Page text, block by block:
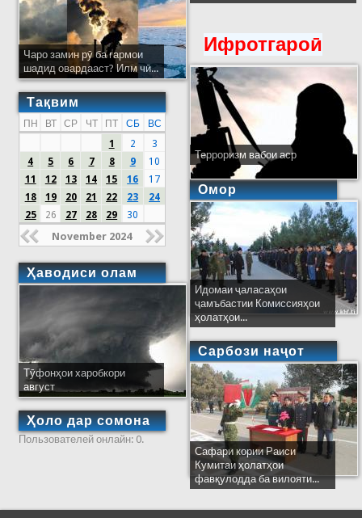
Чаро замин рӯ ба гармои
шадид овардааст? Илм чӣ...
Тақвим
ПН ВТ СР ЧТ ПТ СБ
ВС
1
2
3
4
5 6 7 8 9
10
11
12 13 14 15 16
17
18
19 20 21 22 23
24
25
26 27 28 29 30
November 2024
Ҳаводиси олам
Тӯфонҳои харобкори
август
Ҳоло дар сомона
Пользователей онлайн: 0.
Ифротгароӣ
Терроризм вабои аср
Омор
Идомаи ҷаласаҳои
ҷамъбастии Комиссияҳои
ҳолатҳои...
Сарбози наҷот
Сафари кории Раиси
Кумитаи ҳолатҳои
фавқулодда ба вилояти...